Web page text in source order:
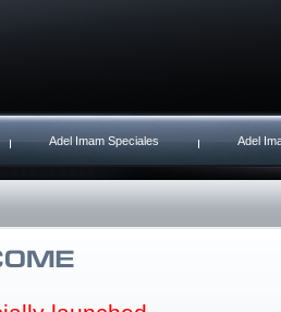
Adel Imam Speciales Adel